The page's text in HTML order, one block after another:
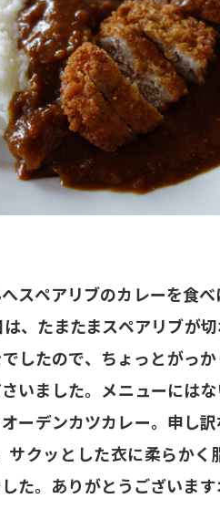
スペアリブのカレーを食
、たまたまスペアリブが
したので、ちょっとがっ
いました。メニューには
ーデンカツカレー。申し訳
クッとした衣に柔らか
た。ありがとうございま